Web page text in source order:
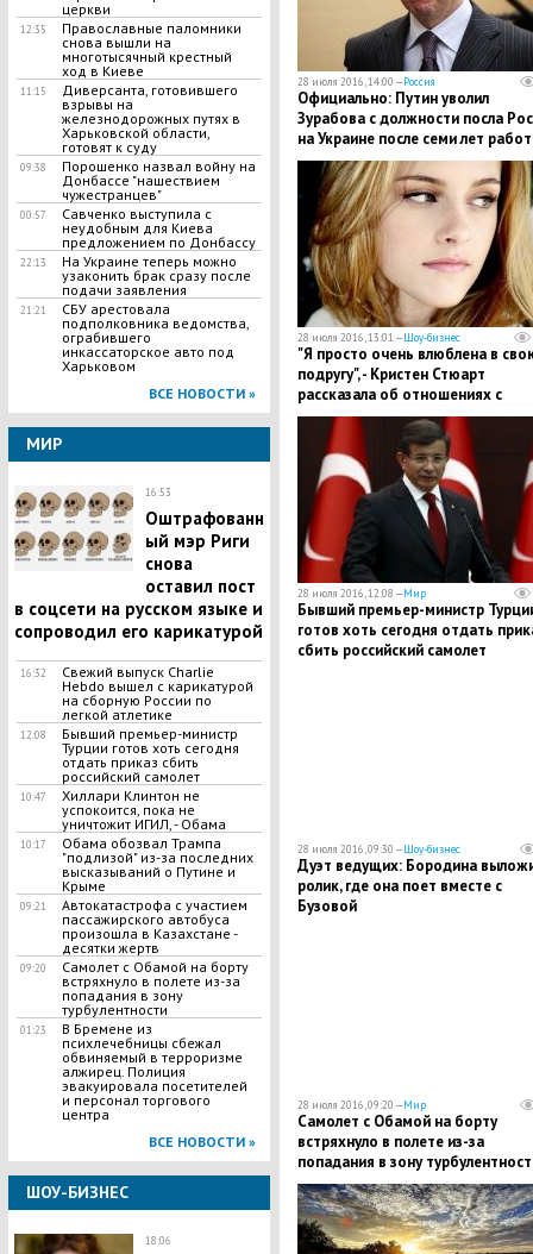
церкви
12:35
Православные паломники
снова вышли на
многотысячный крестный
ход в Киеве
11:15
Диверсанта, готовившего
взрывы на
железнодорожных путях в
Харьковской области,
готовят к суду
09:38
Порошенко назвал войну на
Донбассе "нашествием
чужестранцев"
00:57
Савченко выступила с
неудобным для Киева
предложением по Донбассу
22:13
На Украине теперь можно
узаконить брак сразу после
подачи заявления
21:21
СБУ арестовала
подполковника ведомства,
ограбившего
инкассаторское авто под
Харьковом
ВСЕ НОВОСТИ »
МИР
16:53
Оштрафованн
ый мэр Риги
снова
оставил пост
в соцсети на русском языке и
сопроводил его карикатурой
16:32
Свежий выпуск Charlie
Hebdo вышел с карикатурой
на сборную России по
легкой атлетике
12:08
Бывший премьер-министр
Турции готов хоть сегодня
отдать приказ сбить
российский самолет
10:47
Хиллари Клинтон не
успокоится, пока не
уничтожит ИГИЛ, - Обама
10:17
Обама обозвал Трампа
"подлизой" из-за последних
высказываний о Путине и
Крыме
09:21
Автокатастрофа с участием
пассажирского автобуса
произошла в Казахстане -
десятки жертв
09:20
Самолет с Обамой на борту
встряхнуло в полете из-за
попадания в зону
турбулентности
01:23
В Бремене из
психлечебницы сбежал
обвиняемый в терроризме
алжирец. Полиция
эвакуировала посетителей
и персонал торгового
центра
ВСЕ НОВОСТИ »
ШОУ-БИЗНЕС
18:06
28 июля 2016, 14:00 —Россия
Официально: Путин уволил
Зурабова с должности посла
на Украине после семи лет
28 июля 2016, 13:01 —Шоу-бизнес
"Я просто очень влюблена в
подругу", - Кристен Стюарт
рассказала об отношениях с
девушкой
28 июля 2016, 12:08 —Мир
Бывший премьер-министр
готов хоть сегодня отдать
сбить российский самолет
28 июля 2016, 09:30 —Шоу-бизнес
Дуэт ведущих: Бородина
ролик, где она поет вместе с
Бузовой
28 июля 2016, 09:20 —Мир
Самолет с Обамой на борту
встряхнуло в полете из-за
попадания в зону